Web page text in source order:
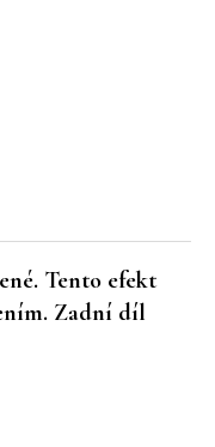
Tento efekt
Zadní díl